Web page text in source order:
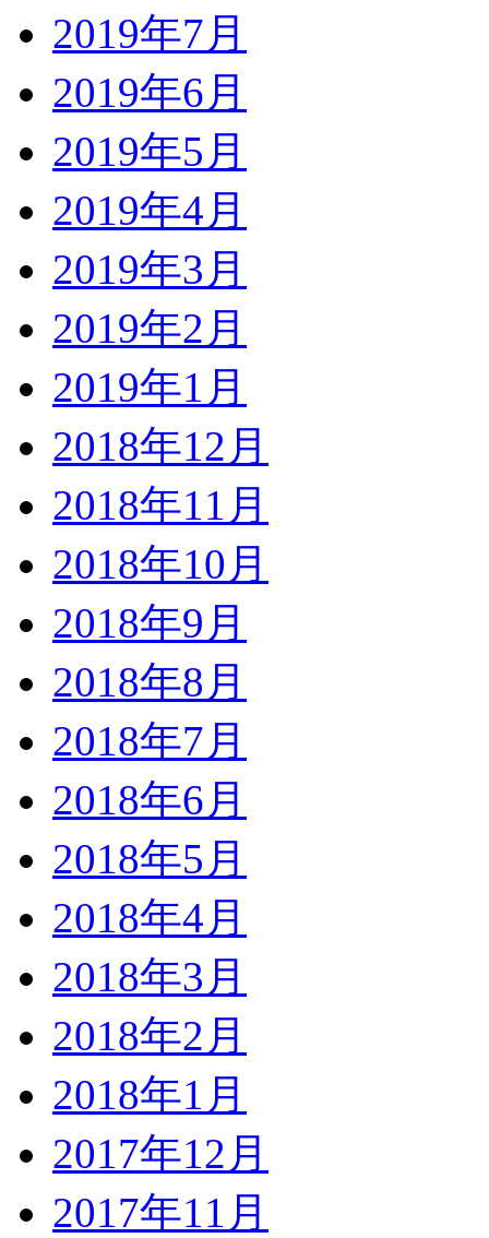
2019年7月
2019年6月
2019年5月
2019年4月
2019年3月
2019年2月
2019年1月
2018年12月
2018年11月
2018年10月
2018年9月
2018年8月
2018年7月
2018年6月
2018年5月
2018年4月
2018年3月
2018年2月
2018年1月
2017年12月
2017年11月